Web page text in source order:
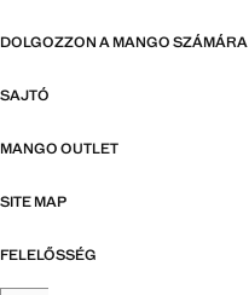
DOLGOZZON A MANGO SZÁMÁRA
SAJTÓ
MANGO OUTLET
SITE MAP
FELELŐSSÉG